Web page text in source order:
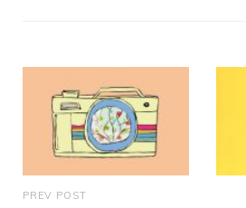
PREV POST